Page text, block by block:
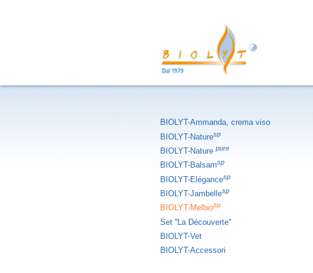
BIOLYT-Ammanda, crema viso
BIOLYT-Naturesp
BIOLYT-Naturepure
BIOLYT-Balsamsp
BIOLYT-Elégancesp
BIOLYT-Jambellesp
BIOLYT-Melbiosp
Set ''La Découverte''
BIOLYT-Vet
BIOLYT-Accessori